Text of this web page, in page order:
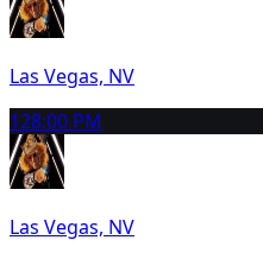
Las Vegas, NV
128:00 PM
Las Vegas, NV